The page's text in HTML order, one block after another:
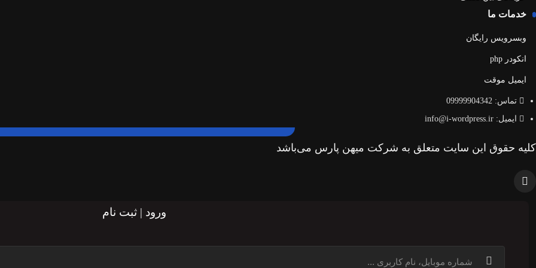
خدمات ما
وبسرویس رایگان
انکودر php
ایمیل موقت
تماس: 09999904342
ایمیل: info@i-wordpress.ir
کلیه حقوق این سایت متعلق به شرکت میهن پارس می‌باشد
ورود | ثبت نام